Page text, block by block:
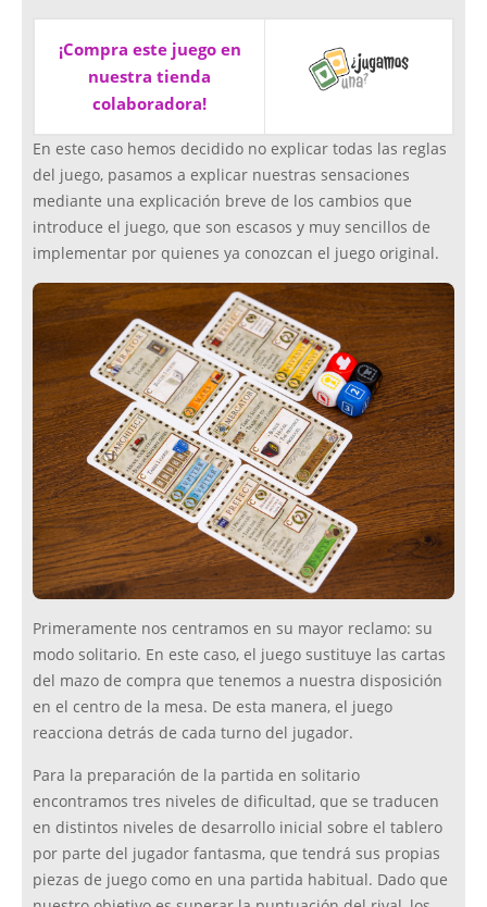
¡Compra este juego en
nuestra tienda
colaboradora!
En este caso hemos decidido no explicar todas las reglas
del juego, pasamos a explicar nuestras sensaciones
mediante una explicación breve de los cambios que
introduce el juego, que son escasos y muy sencillos de
implementar por quienes ya conozcan el juego original.
Primeramente nos centramos en su mayor reclamo: su
modo solitario. En este caso, el juego sustituye las cartas
del mazo de compra que tenemos a nuestra disposición
en el centro de la mesa. De esta manera, el juego
reacciona detrás de cada turno del jugador.
Para la preparación de la partida en solitario
encontramos tres niveles de dificultad, que se traducen
en distintos niveles de desarrollo inicial sobre el tablero
por parte del jugador fantasma, que tendrá sus propias
piezas de juego como en una partida habitual. Dado que